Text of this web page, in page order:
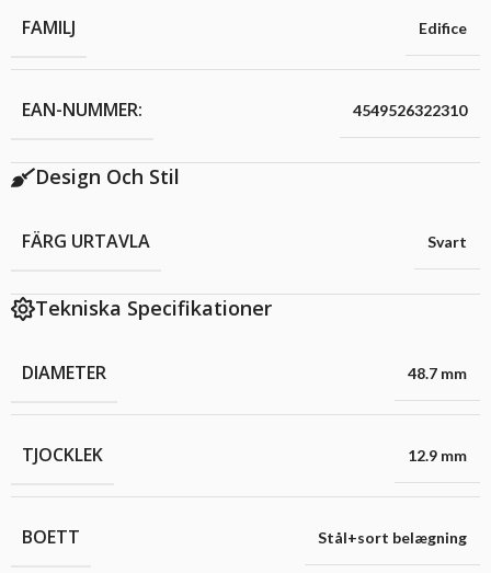
FAMILJ Edifice
EAN-NUMMER: 4549526322310
Design Och Stil
FÄRG URTAVLA Svart
Tekniska Specifikationer
DIAMETER 48.7 mm
TJOCKLEK 12.9 mm
BOETT Stål+sort belægning